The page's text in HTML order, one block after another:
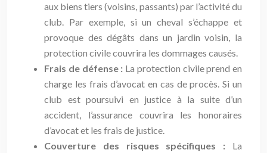
aux biens tiers (voisins, passants) par l’activité du
club. Par exemple, si un cheval s’échappe et
provoque des dégâts dans un jardin voisin, la
protection civile couvrira les dommages causés.
Frais de défense : La protection civile prend en
charge les frais d’avocat en cas de procès. Si un
club est poursuivi en justice à la suite d’un
accident, l’assurance couvrira les honoraires
d’avocat et les frais de justice.
Couverture des risques spécifiques : La